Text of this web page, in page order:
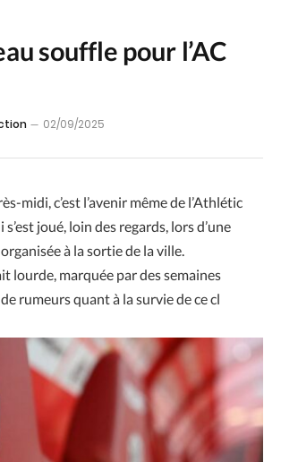
souffle pour l’AC
02/09/2025
midi, c’est l’avenir même de l’Athlétic
joué, loin des regards, lors d’une
à la sortie de la ville.
lourde, marquée par des semaines
rumeurs quant à la survie de ce cl